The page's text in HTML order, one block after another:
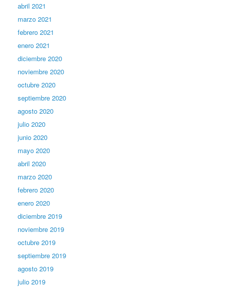
abril 2021
marzo 2021
febrero 2021
enero 2021
diciembre 2020
noviembre 2020
octubre 2020
septiembre 2020
agosto 2020
julio 2020
junio 2020
mayo 2020
abril 2020
marzo 2020
febrero 2020
enero 2020
diciembre 2019
noviembre 2019
octubre 2019
septiembre 2019
agosto 2019
julio 2019